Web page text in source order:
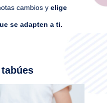
cambios y elige
se adapten a ti.